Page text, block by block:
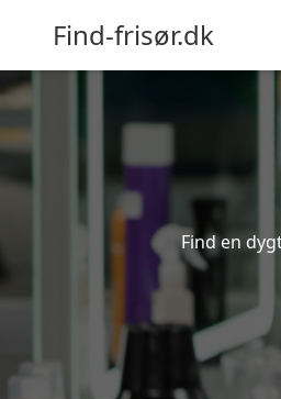
Find-frisør.dk
Find en